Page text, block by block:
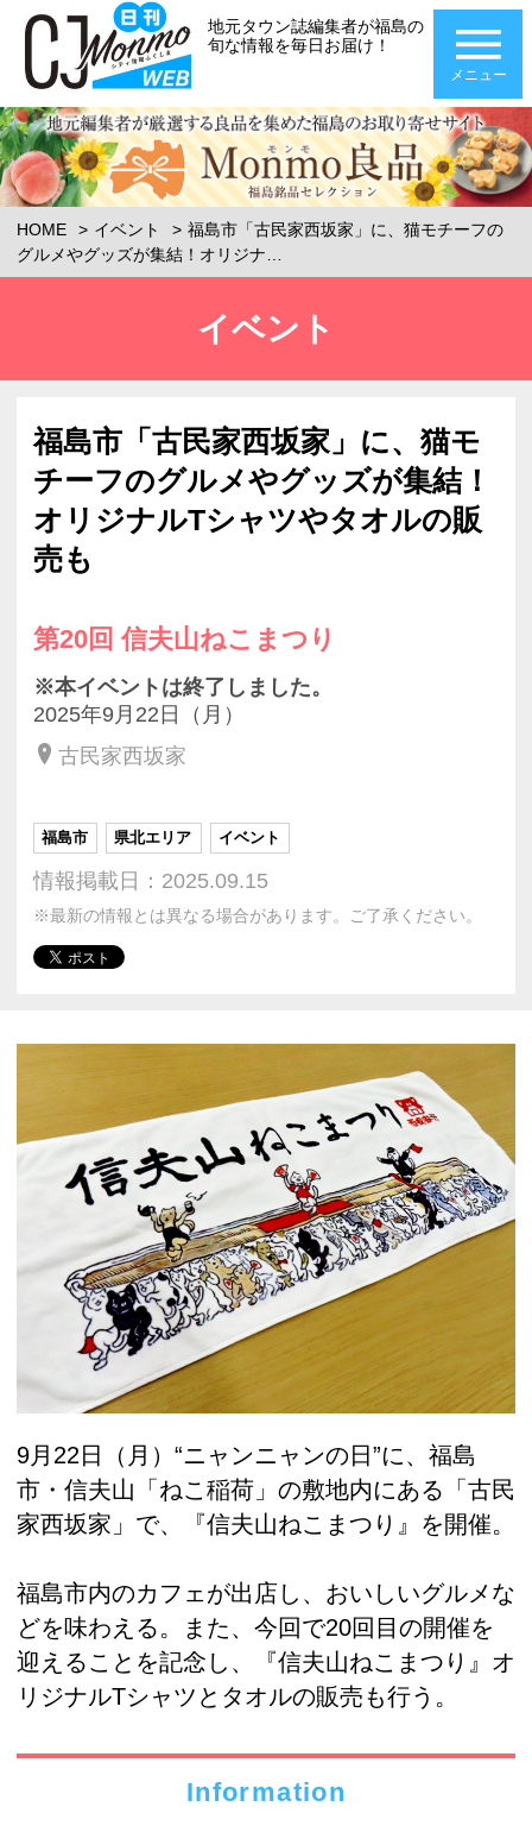
地元タウン誌編集者が福島の
旬な情報を毎日お届け！
メニュー
HOME イベント
福島市「古民家西坂家」に、猫モチーフの
グルメやグッズが集結！オリジナ…
イベント
福島市「古民家西坂家」に、猫モ
チーフのグルメやグッズが集結！
オリジナルTシャツやタオルの販
売も
第20回 信夫山ねこまつり
※本イベントは終了しました。
2025年9月22日（月）
古民家西坂家
福島市 県北エリア イベント
情報掲載日：2025.09.15
※最新の情報とは異なる場合があります。ご了承ください。
9月22日（月）“ニャンニャンの日”に、福島
市・信夫山「ねこ稲荷」の敷地内にある「古民
家西坂家」で、『信夫山ねこまつり』を開催。
福島市内のカフェが出店し、おいしいグルメな
どを味わえる。また、今回で20回目の開催を
迎えることを記念し、『信夫山ねこまつり』オ
リジナルTシャツとタオルの販売も行う。
Information